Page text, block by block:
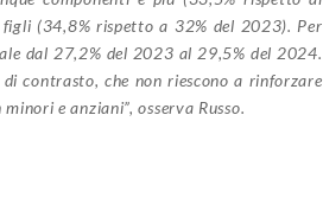
(34,8% rispetto a 32% del 2023). Per
dal 27,2% del 2023 al 29,5% del 2024.
contrasto, che non riescono a rinforzare
e anziani”, osserva Russo.